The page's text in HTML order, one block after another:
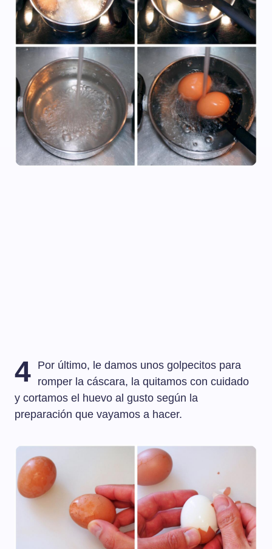
4 Por último, le damos unos golpecitos para
romper la cáscara, la quitamos con cuidado
y cortamos el huevo al gusto según la
preparación que vayamos a hacer.